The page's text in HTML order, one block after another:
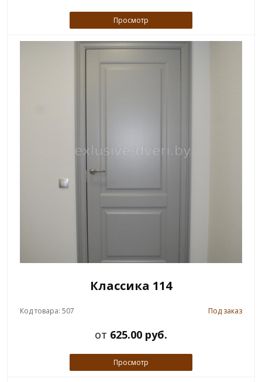
Просмотр
Классика 114
Код товара: 507 Под заказ
от 625.00 руб.
Просмотр